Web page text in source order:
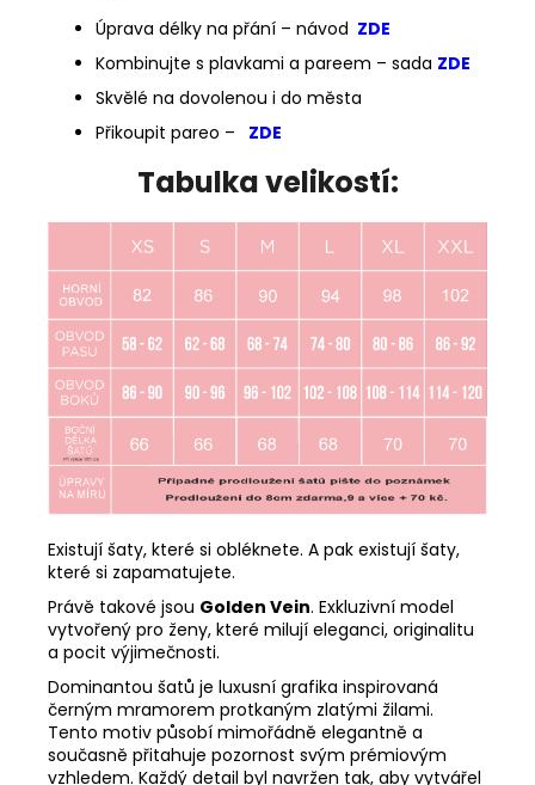
Úprava délky na přání – návod ZDE
Kombinujte s plavkami a pareem – sada ZDE
Skvělé na dovolenou i do města
Přikoupit pareo –
ZDE
Tabulka velikostí:
Existují šaty, které si obléknete. A pak existují šaty,
které si zapamatujete.
Právě takové jsou Golden Vein. Exkluzivní model
vytvořený pro ženy, které milují eleganci, originalitu
a pocit výjimečnosti.
Dominantou šatů je luxusní grafika inspirovaná
černým mramorem protkaným zlatými žilami.
Tento motiv působí mimořádně elegantně a
současně přitahuje pozornost svým prémiovým
vzhledem. Každý detail byl navržen tak, aby vytvářel